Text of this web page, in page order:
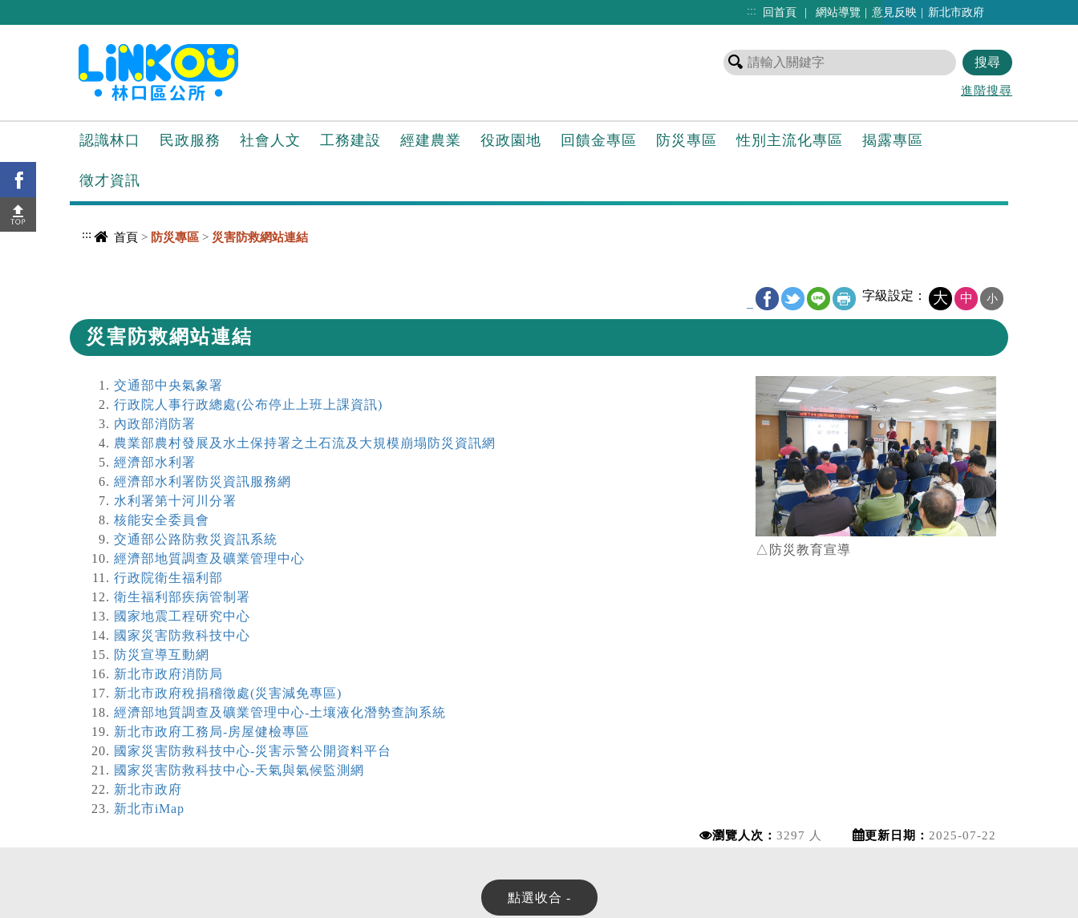
::: 回首頁 | 網站導覽 | 意見反映 | 新北市政府
進階搜尋
認識林口 民政服務 社會人文 工務建設 經建農業 役政園地 回饋金專區 防災專區 性別主流化專區 揭露專區
徵才資訊
::: 首頁 > 防災專區 > 災害防救網站連結
字級設定： 大 中 小
災害防救網站連結
△防災教育宣導
交通部中央氣象署
行政院人事行政總處(公布停止上班上課資訊)
內政部消防署
農業部農村發展及水土保持署之土石流及大規模崩塌防災資訊網
經濟部水利署
經濟部水利署防災資訊服務網
水利署第十河川分署
核能安全委員會
交通部公路防救災資訊系統
經濟部地質調查及礦業管理中心
行政院衛生福利部
衛生福利部疾病管制署
國家地震工程研究中心
國家災害防救科技中心
防災宣導互動網
新北市政府消防局
新北市政府稅捐稽徵處(災害減免專區)
經濟部地質調查及礦業管理中心-土壤液化潛勢查詢系統
新北市政府工務局-房屋健檢專區
國家災害防救科技中心-災害示警公開資料平台
國家災害防救科技中心-天氣與氣候監測網
新北市政府
新北市iMap
瀏覽人次： 3297 人 更新日期： 2025-07-22